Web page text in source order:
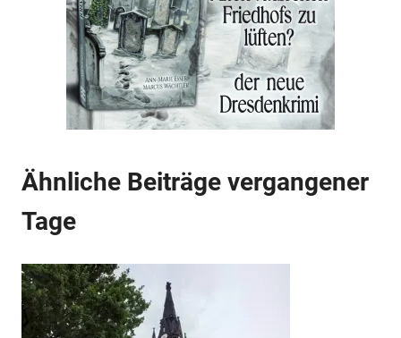
Ähnliche Beiträge vergangener
Tage